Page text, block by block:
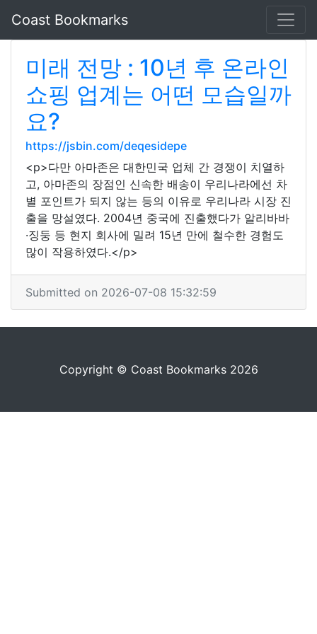
Coast Bookmarks
미래 전망 : 10년 후 온라인
쇼핑 업계는 어떤 모습일까
요?
https://jsbin.com/deqesidepe
<p>다만 아마존은 대한민국 업체 간 경쟁이 치열하
고, 아마존의 장점인 신속한 배송이 우리나라에선 차
별 포인트가 되지 않는 등의 이유로 우리나라 시장 진
출을 망설였다. 2004년 중국에 진출했다가 알리바바
·징둥 등 현지 회사에 밀려 15년 만에 철수한 경험도
많이 작용하였다.</p>
Submitted on 2026-07-08 15:32:59
Copyright © Coast Bookmarks 2026